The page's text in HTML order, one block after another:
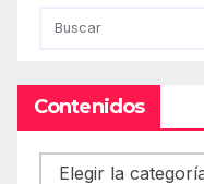
Contenidos
Contenidos